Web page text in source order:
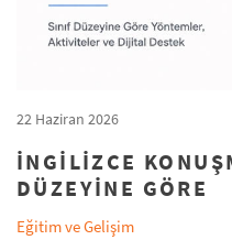
22 Haziran 2026
İNGILIZCE
DÜZEYINE GÖRE
Eğitim ve Gelişim